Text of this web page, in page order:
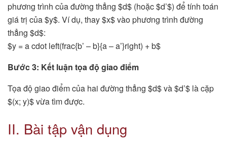
phương trình của đường thẳng $d$ (hoặc $d’$) để tính toán
giá trị của $y$. Ví dụ, thay $x$ vào phương trình đường
thẳng $d$:
$y = a cdot left(frac{b’ – b}{a – a’}right) + b$
Bước 3: Kết luận tọa độ giao điểm
Tọa độ giao điểm của hai đường thẳng $d$ và $d’$ là cặp
$(x; y)$ vừa tìm được.
II. Bài tập vận dụng